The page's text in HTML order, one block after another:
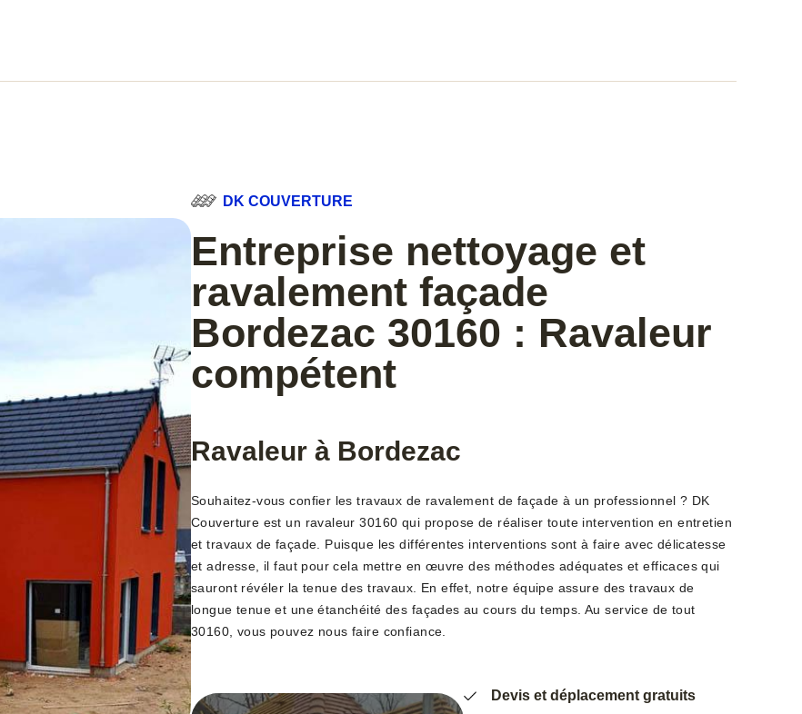
DK COUVERTURE
Entreprise nettoyage et
ravalement façade
Bordezac 30160 : Ravaleur
compétent
Ravaleur à Bordezac
Souhaitez-vous confier les travaux de ravalement de façade à un professionnel ? DK
Couverture est un ravaleur 30160 qui propose de réaliser toute intervention en entretien
et travaux de façade. Puisque les différentes interventions sont à faire avec délicatesse
et adresse, il faut pour cela mettre en œuvre des méthodes adéquates et efficaces qui
sauront révéler la tenue des travaux. En effet, notre équipe assure des travaux de
longue tenue et une étanchéité des façades au cours du temps. Au service de tout
30160, vous pouvez nous faire confiance.
Devis et déplacement gratuits